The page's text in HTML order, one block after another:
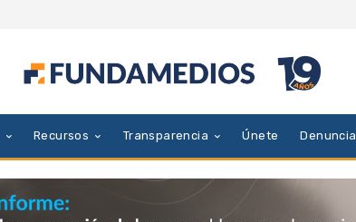
Recursos Transparencia Únete Denuncia